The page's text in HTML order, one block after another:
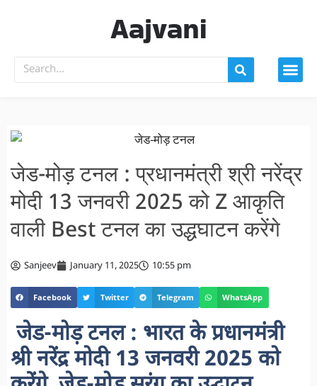
Aajvani
जेड-मोड़ टनल : प्रधानमंत्री श्री नरेंद्र
मोदी 13 जनवरी 2025 को Z आकृति
वाली Best टनल का उद्धघाटन करेंगे
Sanjeev January 11, 2025 10:55 pm
Facebook Twitter Telegram WhatsApp
जेड-मोड़ टनल : भारत के प्रधानमंत्री
श्री नरेंद्र मोदी 13 जनवरी 2025 को